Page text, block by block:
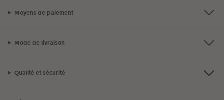
Moyens de paiement
Mode de livraison
Qualité et sécurité